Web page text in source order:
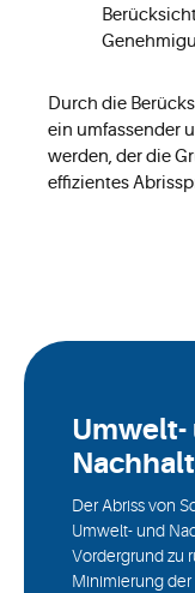
Durch die
ein umfassender
werden, der die
effizientes
Umwelt-
Der Abriss von
Umwelt- und
Vordergrund zu
Minimierung